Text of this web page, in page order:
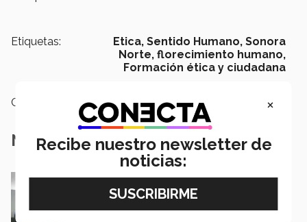
Etiquetas: Etica, Sentido Humano, Sonora
Norte, florecimiento humano,
Formación ética y ciudadana
Categoría: Educación
Notas Relacionadas
Fajardo invita a la nuevas generaciones a
×
Recibe nuestro newsletter de
noticias: